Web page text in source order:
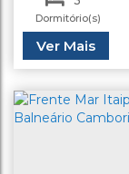
Dormitório(s)
1
Vaga(s)
Ver Mais